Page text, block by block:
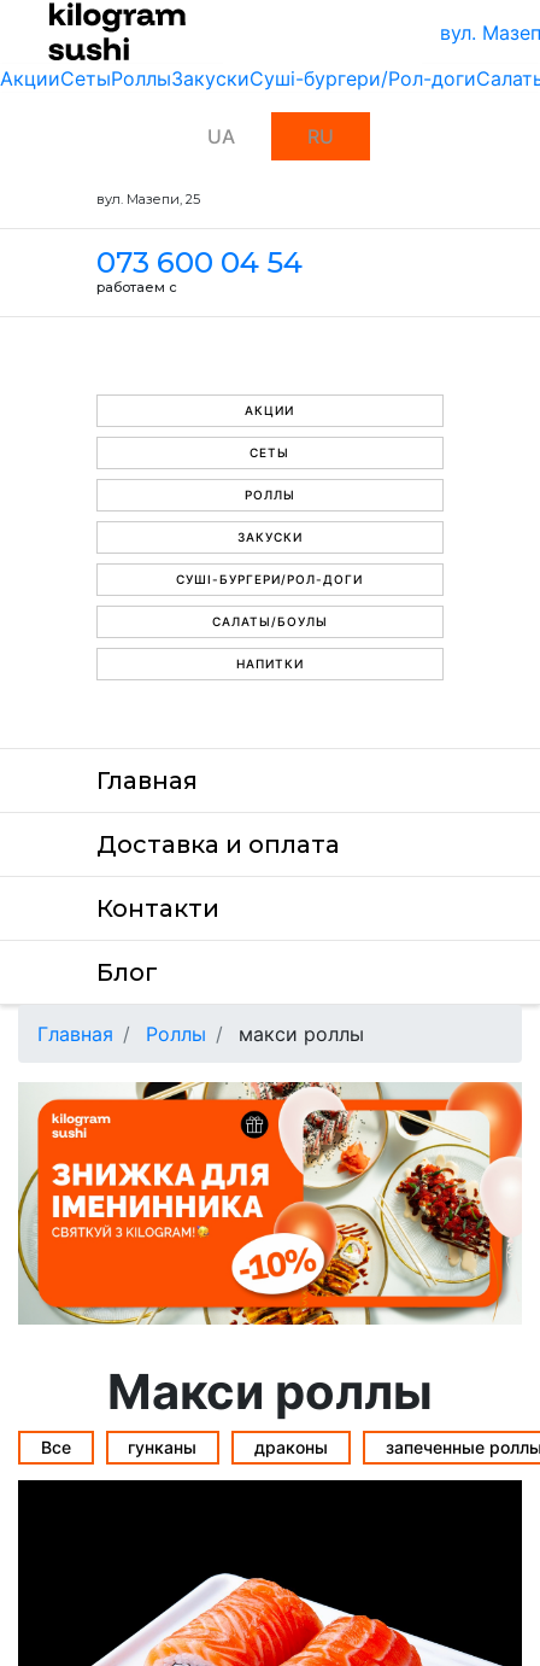
вул.
АкцииСетыРоллыЗакускиСуші-бургери/Рол-доги
UA RU
вул. Мазепи, 25
073 600 04 54
работаем с
АКЦИИ
СЕТЫ
РОЛЛЫ
ЗАКУСКИ
СУШІ-БУРГЕРИ/РОЛ-ДОГИ
САЛАТЫ/БОУЛЫ
НАПИТКИ
Главная
Доставка и оплата
Контакти
Блог
Главная Роллы макси роллы
Макси роллы
Все гунканы драконы запеченные